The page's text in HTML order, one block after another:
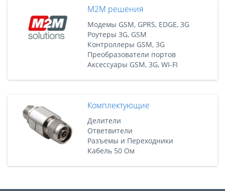
M2M решения
Модемы GSM, GPRS, EDGE, 3G
Роутеры 3G, GSM
Контроллеры GSM, 3G
Преобразователи портов
Аксессуары GSM, 3G, WI-FI
Комплектующие
Делители
Ответвители
Разъемы и Переходники
Кабель 50 Ом